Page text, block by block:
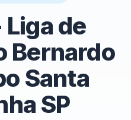
Liga de
Bernardo
Santa
SP